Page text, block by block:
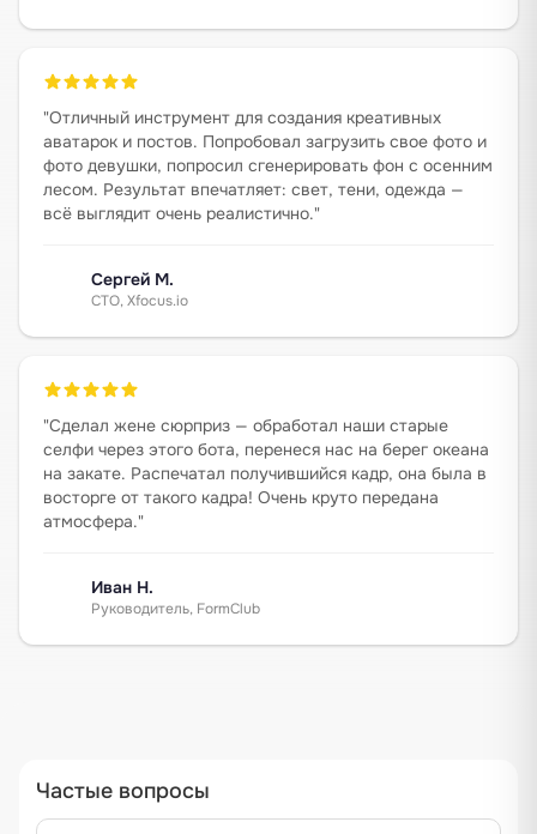
"Отличный инструмент для создания креативных
аватарок и постов. Попробовал загрузить свое фото и
фото девушки, попросил сгенерировать фон с осенним
лесом. Результат впечатляет: свет, тени, одежда —
всё выглядит очень реалистично."
Сергей М.
CTO, Xfocus.io
"Сделал жене сюрприз — обработал наши старые
селфи через этого бота, перенеся нас на берег океана
на закате. Распечатал получившийся кадр, она была в
восторге от такого кадра! Очень круто передана
атмосфера."
Иван Н.
Руководитель, FormClub
Частые вопросы